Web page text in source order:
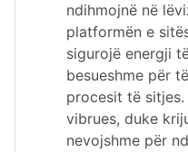
ndihmojnë në
platformën e
sigurojë energji
besueshme për
procesit të
vibrues, duke
nevojshme për